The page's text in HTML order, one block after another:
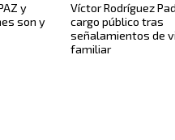
y
son y
Víctor Rodríguez
cargo público tras
señalamientos de
familiar